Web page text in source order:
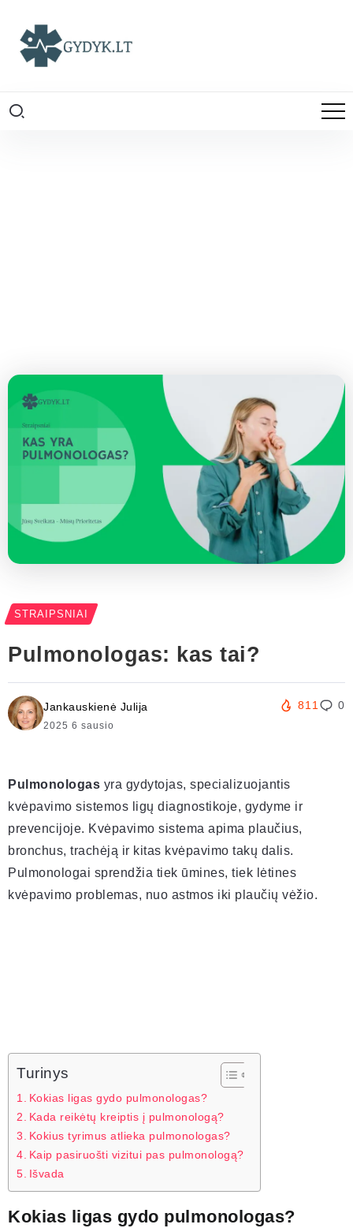
STRAIPSNIAI
Pulmonologas: kas tai?
Jankauskienė Julija
2025 6 sausio
811 0
Pulmonologas yra gydytojas, specializuojantis
kvėpavimo sistemos ligų diagnostikoje, gydyme ir
prevencijoje. Kvėpavimo sistema apima plaučius,
bronchus, trachėją ir kitas kvėpavimo takų dalis.
Pulmonologai sprendžia tiek ūmines, tiek lėtines
kvėpavimo problemas, nuo astmos iki plaučių vėžio.
Turinys
Kokias ligas gydo pulmonologas?
Kada reikėtų kreiptis į pulmonologą?
Kokius tyrimus atlieka pulmonologas?
Kaip pasiruošti vizitui pas pulmonologą?
Išvada
Kokias ligas gydo pulmonologas?